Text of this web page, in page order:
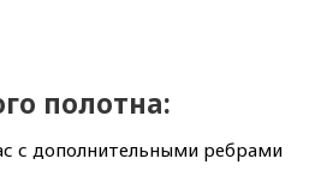
полотна:
с дополнительными ребрами